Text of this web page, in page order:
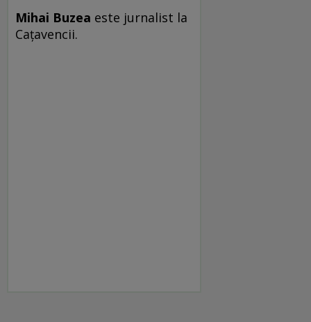
Mihai Buzea este jurnalist la
Cațavencii.